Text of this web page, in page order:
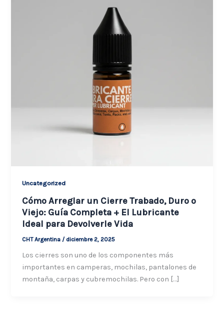
Uncategorized
Cómo Arreglar un Cierre Trabado, Duro o
Viejo: Guía Completa + El Lubricante
Ideal para Devolverle Vida
CHT Argentina /diciembre 2, 2025
Los cierres son uno de los componentes más
importantes en camperas, mochilas, pantalones de
montaña, carpas y cubremochilas. Pero con […]